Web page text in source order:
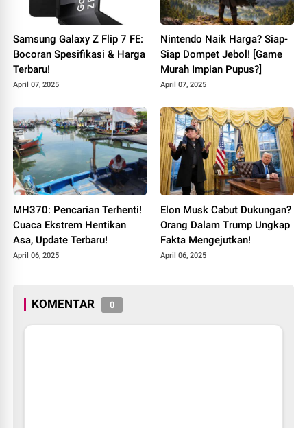
Samsung Galaxy Z Flip 7 FE:
Bocoran Spesifikasi & Harga
Terbaru!
April 07, 2025
Nintendo Naik Harga? Siap-
Siap Dompet Jebol! [Game
Murah Impian Pupus?]
April 07, 2025
MH370: Pencarian Terhenti!
Cuaca Ekstrem Hentikan
Asa, Update Terbaru!
April 06, 2025
Elon Musk Cabut Dukungan?
Orang Dalam Trump Ungkap
Fakta Mengejutkan!
April 06, 2025
KOMENTAR 0